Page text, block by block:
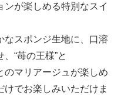
ンが楽しめる特別なスイ
なスポンジ生地に、口溶
“苺の王様”と
のマリアージュが楽しめ
でお楽しみいただけま